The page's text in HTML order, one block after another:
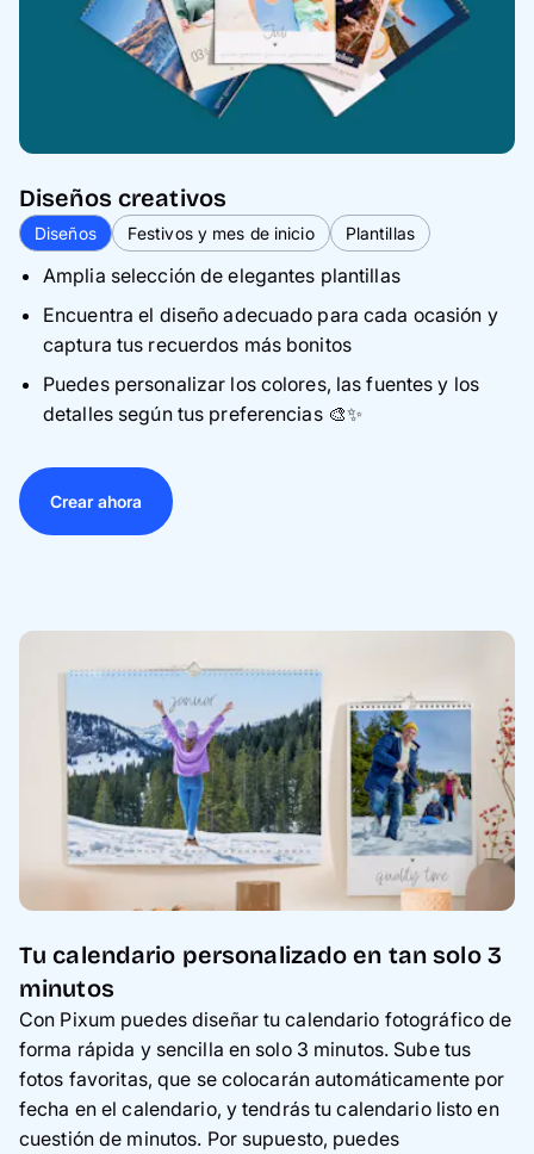
Diseños creativos
Diseños Festivos y mes de inicio Plantillas
Amplia selección de elegantes plantillas
Encuentra el diseño adecuado para cada ocasión y
captura tus recuerdos más bonitos
Puedes personalizar los colores, las fuentes y los
detalles según tus preferencias 🎨✨
Crear ahora
Tu calendario personalizado en tan solo 3
minutos
Con Pixum puedes diseñar tu calendario fotográfico de
forma rápida y sencilla en solo 3 minutos. Sube tus
fotos favoritas, que se colocarán automáticamente por
fecha en el calendario, y tendrás tu calendario listo en
cuestión de minutos. Por supuesto, puedes